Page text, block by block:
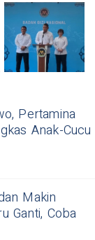
Pertamina
Anak-Cucu
Makin
Ganti, Coba